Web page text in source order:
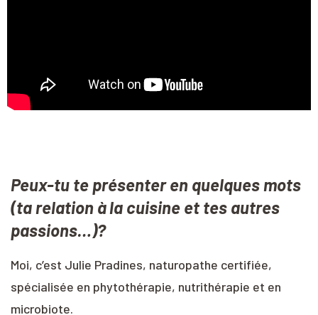
Peux-tu te présenter en quelques mots
(ta relation à la cuisine et tes autres
passions…)?
Moi, c’est Julie Pradines, naturopathe certifiée,
spécialisée en phytothérapie, nutrithérapie et en
microbiote.